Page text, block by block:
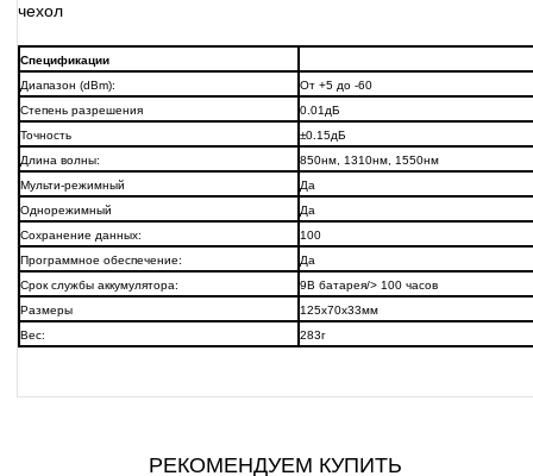
чехол
Спецификации
Диапазон (dBm):
От +5 до -60
Степень разрешения
0.01дБ
Точность
±0.15дБ
Длина волны:
850нм, 1310нм, 1550нм
Мульти-режимный
Да
Однорежимный
Да
Сохранение данных:
100
Программное обеспечение:
Да
Срок службы аккумулятора:
9В батарея/> 100 часов
Размеры
125x70x33мм
Вес:
283г
РЕКОМЕНДУЕМ КУПИТЬ